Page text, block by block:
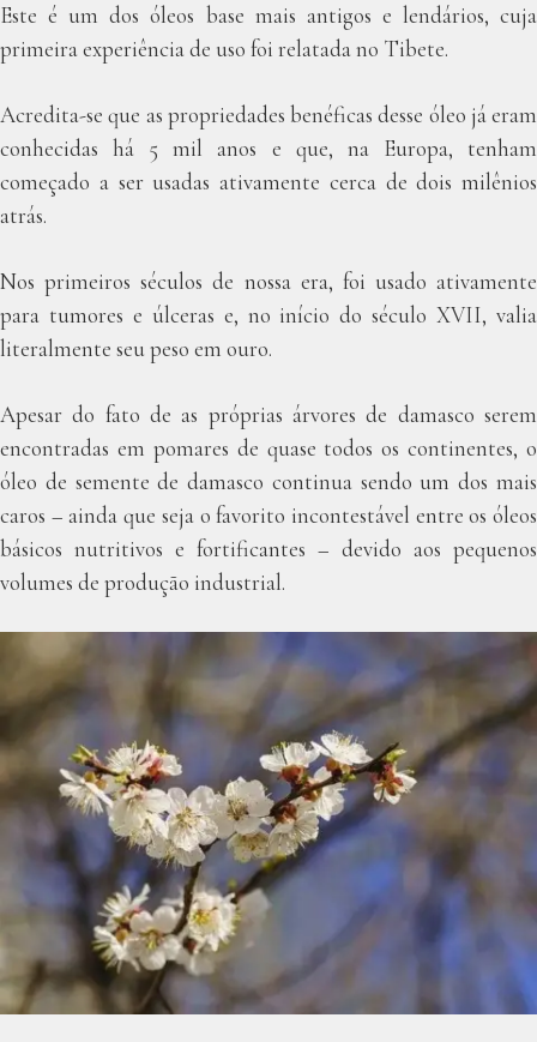
Este é um dos óleos base mais antigos e lendários, cuja
primeira experiência de uso foi relatada no Tibete.
Acredita-se que as propriedades benéficas desse óleo já eram
conhecidas há 5 mil anos e que, na Europa, tenham
começado a ser usadas ativamente cerca de dois milênios
atrás.
Nos primeiros séculos de nossa era, foi usado ativamente
para tumores e úlceras e, no início do século XVII, valia
literalmente seu peso em ouro.
Apesar do fato de as próprias árvores de damasco serem
encontradas em pomares de quase todos os continentes, o
óleo de semente de damasco continua sendo um dos mais
caros – ainda que seja o favorito incontestável entre os óleos
básicos nutritivos e fortificantes – devido aos pequenos
volumes de produção industrial.